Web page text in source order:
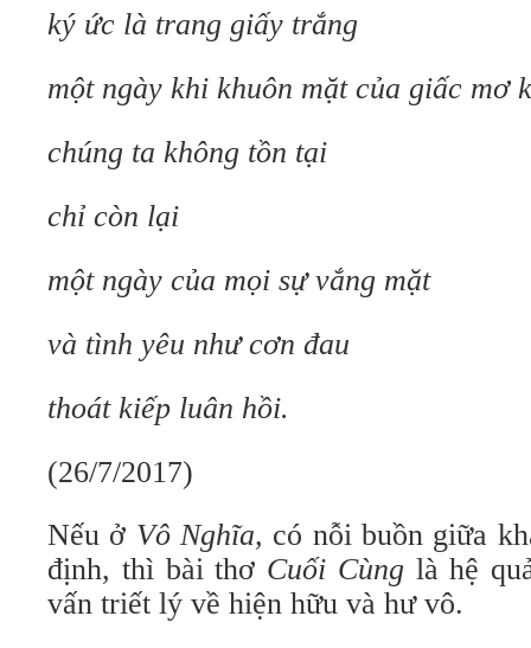
ký ức là trang giấy trắng
một ngày khi khuôn mặt của giấc mơ
chúng ta không tồn tại
chỉ còn lại
một ngày của mọi sự vắng mặt
và tình yêu như cơn đau
thoát kiếp luân hồi.
(26/7/2017)
Nếu ở Vô Nghĩa, có nỗi buồn giữa
định, thì bài thơ Cuối Cùng là hệ
vấn triết lý về hiện hữu và hư vô.